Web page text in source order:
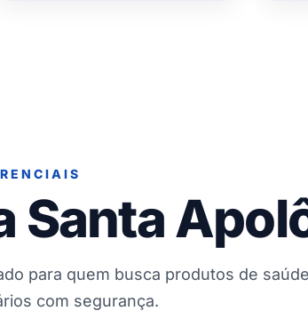
Santa
para quem busca produtos de
com segurança.